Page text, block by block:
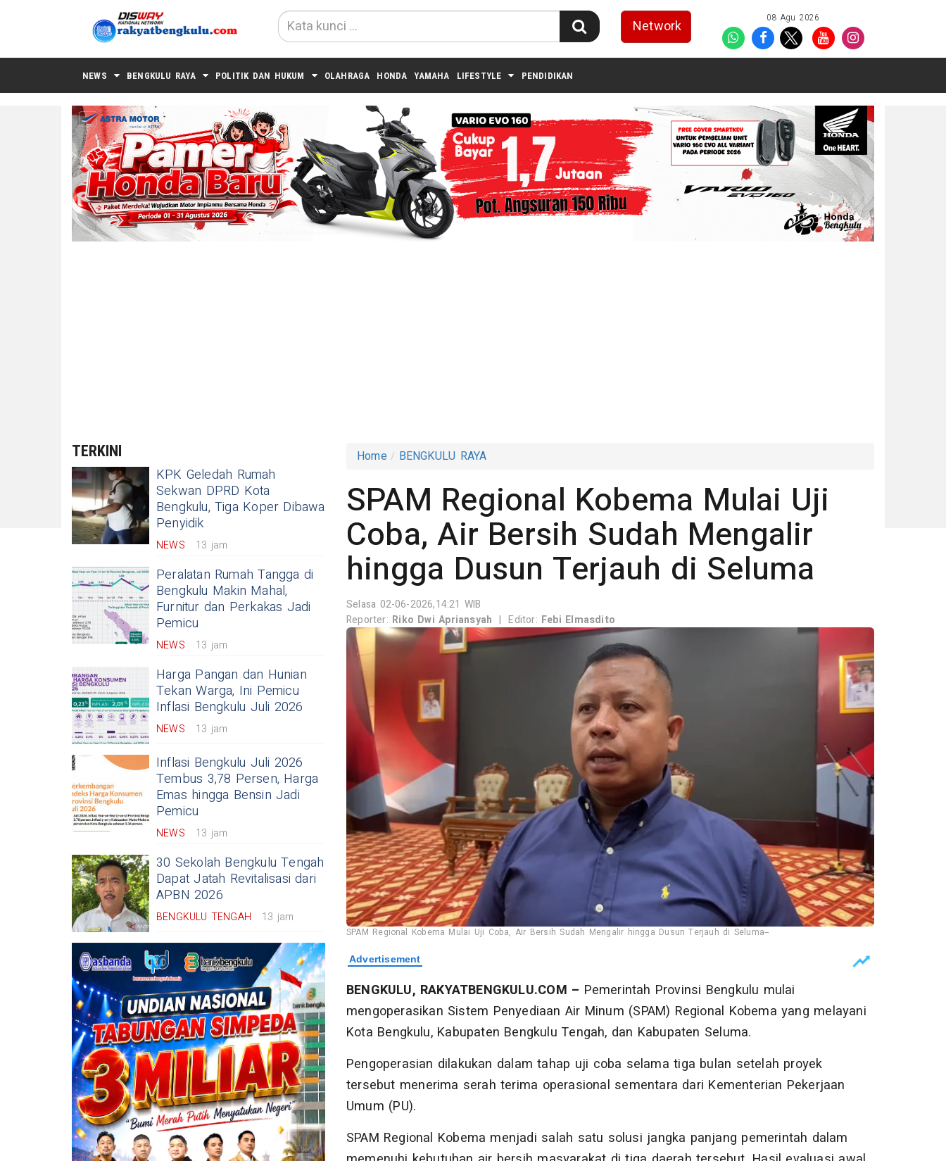
Network 08 Agu 2026
NEWS BENGKULU RAYA POLITIK DAN HUKUM OLAHRAGA HONDA YAMAHA LIFESTYLE PENDIDIKAN
TERKINI
KPK Geledah Rumah
Sekwan DPRD Kota
Bengkulu, Tiga Koper Dibawa
Penyidik
NEWS 13 jam
Peralatan Rumah Tangga di
Bengkulu Makin Mahal,
Furnitur dan Perkakas Jadi
Pemicu
NEWS 13 jam
Harga Pangan dan Hunian
Tekan Warga, Ini Pemicu
Inflasi Bengkulu Juli 2026
NEWS 13 jam
Inflasi Bengkulu Juli 2026
Tembus 3,78 Persen, Harga
Emas hingga Bensin Jadi
Pemicu
NEWS 13 jam
30 Sekolah Bengkulu Tengah
Dapat Jatah Revitalisasi dari
APBN 2026
BENGKULU TENGAH 13 jam
Home BENGKULU RAYA
SPAM Regional Kobema Mulai Uji
Coba, Air Bersih Sudah Mengalir
hingga Dusun Terjauh di Seluma
Selasa 02-06-2026,14:21 WIB
Reporter: Riko Dwi Apriansyah | Editor: Febi Elmasdito
SPAM Regional Kobema Mulai Uji Coba, Air Bersih Sudah Mengalir hingga Dusun Terjauh di Seluma--
BENGKULU, RAKYATBENGKULU.COM – Pemerintah Provinsi Bengkulu mulai
mengoperasikan Sistem Penyediaan Air Minum (SPAM) Regional Kobema yang melayani
Kota Bengkulu, Kabupaten Bengkulu Tengah, dan Kabupaten Seluma.
Pengoperasian dilakukan dalam tahap uji coba selama tiga bulan setelah proyek
tersebut menerima serah terima operasional sementara dari Kementerian Pekerjaan
Umum (PU).
SPAM Regional Kobema menjadi salah satu solusi jangka panjang pemerintah dalam